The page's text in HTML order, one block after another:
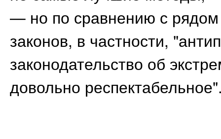
— но по сравнению с рядом
законов, в частности,
законодательство об
довольно